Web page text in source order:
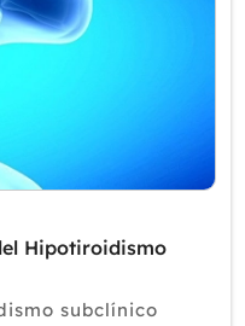
Hipotiroidismo
subclínico